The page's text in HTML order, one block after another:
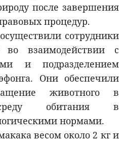
после завершения
процедур.
сотрудники
взаимодействии с
и подразделением
Они обеспечили
животного в
обитания в
нормами.
весом около 2 кг и